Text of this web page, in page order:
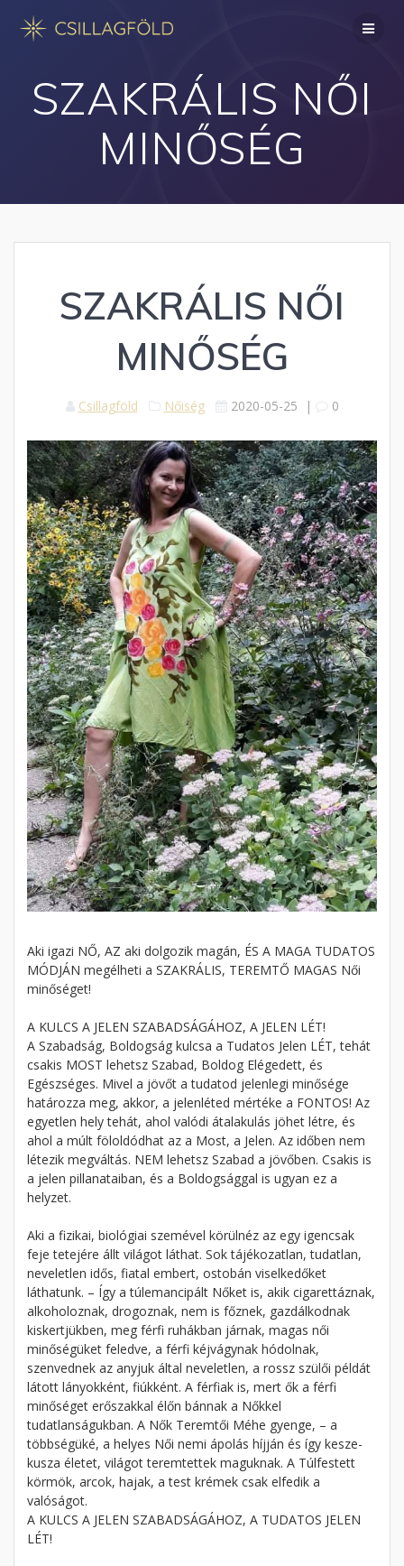
SZAKRÁLIS NŐI
MINŐSÉG
SZAKRÁLIS NŐI
MINŐSÉG
Csillagföld Nőiség 2020-05-25 | 0
Aki igazi NŐ, AZ aki dolgozik magán, ÉS A MAGA TUDATOS
MÓDJÁN megélheti a SZAKRÁLIS, TEREMTŐ MAGAS Női
minőséget!
A KULCS A JELEN SZABADSÁGÁHOZ, A JELEN LÉT!
A Szabadság, Boldogság kulcsa a Tudatos Jelen LÉT, tehát
csakis MOST lehetsz Szabad, Boldog Elégedett, és
Egészséges. Mivel a jövőt a tudatod jelenlegi minősége
határozza meg, akkor, a jelenléted mértéke a FONTOS! Az
egyetlen hely tehát, ahol valódi átalakulás jöhet létre, és
ahol a múlt föloldódhat az a Most, a Jelen. Az időben nem
létezik megváltás. NEM lehetsz Szabad a jövőben. Csakis is
a jelen pillanataiban, és a Boldogsággal is ugyan ez a
helyzet.
Aki a fizikai, biológiai szemével körülnéz az egy igencsak
feje tetejére állt világot láthat. Sok tájékozatlan, tudatlan,
neveletlen idős, fiatal embert, ostobán viselkedőket
láthatunk. – Így a túlemancipált Nőket is, akik cigarettáznak,
alkoholoznak, drogoznak, nem is főznek, gazdálkodnak
kiskertjükben, meg férfi ruhákban járnak, magas női
minőségüket feledve, a férfi kéjvágynak hódolnak,
szenvednek az anyjuk által neveletlen, a rossz szülői példát
látott lányokként, fiúkként. A férfiak is, mert ők a férfi
minőséget erőszakkal élőn bánnak a Nőkkel
tudatlanságukban. A Nők Teremtői Méhe gyenge, – a
többségüké, a helyes Női nemi ápolás híjján és így kesze-
kusza életet, világot teremtettek maguknak. A Túlfestett
körmök, arcok, hajak, a test krémek csak elfedik a
valóságot.
A KULCS A JELEN SZABADSÁGÁHOZ, A TUDATOS JELEN
LÉT!